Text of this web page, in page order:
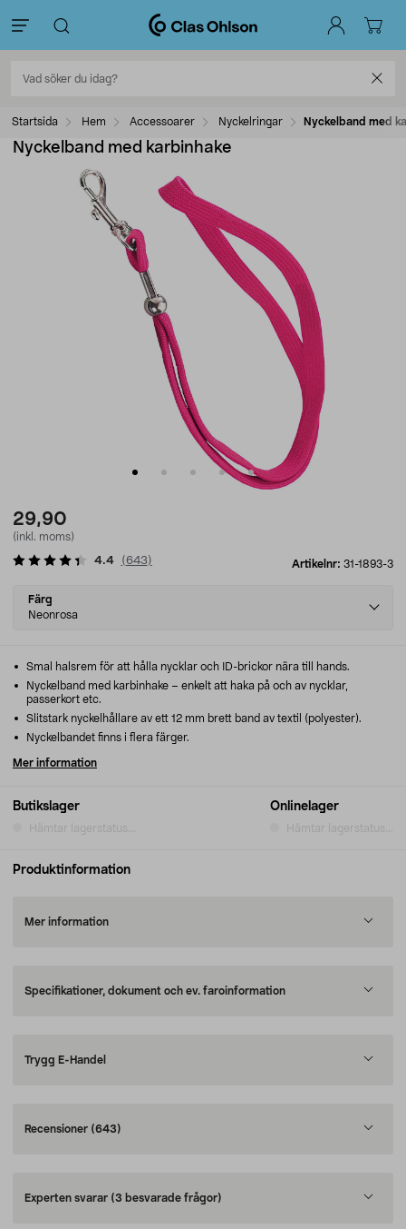
Startsida Hem Accessoarer Nyckelringar Nyckelband med
Nyckelband med karbinhake
29,90
(inkl. moms)
Artikelnr: 31-1893-3
4.4 (643)
Select
variant
Färg
Neonrosa
Butikslager
Hämtar lagerstatus...
Onlinelager
Hämtar lagerstatus...
Smal halsrem för att hålla nycklar och ID-brickor nära till hands.
Nyckelband med karbinhake – enkelt att haka på och av nycklar,
passerkort etc.
Slitstark nyckelhållare av ett 12 mm brett band av textil (polyester).
Nyckelbandet finns i flera färger.
Mer information
Produktinformation
Mer information
Specifikationer, dokument och ev. faroinformation
Trygg E-Handel
Recensioner (643)
Experten svarar (3 besvarade frågor)